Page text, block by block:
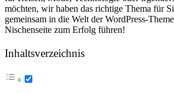
möchten, wir haben ​das⁣ richtige⁢ Thema für
gemeinsam in die Welt der WordPress-
Nischenseite zum ‌Erfolg führen!
Inhaltsverzeichnis